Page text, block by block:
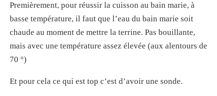
Premièrement, pour réussir la cuisson au bain marie, à
basse température, il faut que l’eau du bain marie soit
chaude au moment de mettre la terrine. Pas bouillante,
mais avec une température assez élevée (aux alentours de
70 °)
Et pour cela ce qui est top c’est d’avoir une sonde.